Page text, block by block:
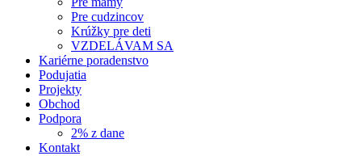
Pre cudzincov
Krúžky pre deti
VZDELÁVAM SA
Kariérne poradenstvo
Podujatia
Projekty
Obchod
Podpora
2% z dane
Kontakt